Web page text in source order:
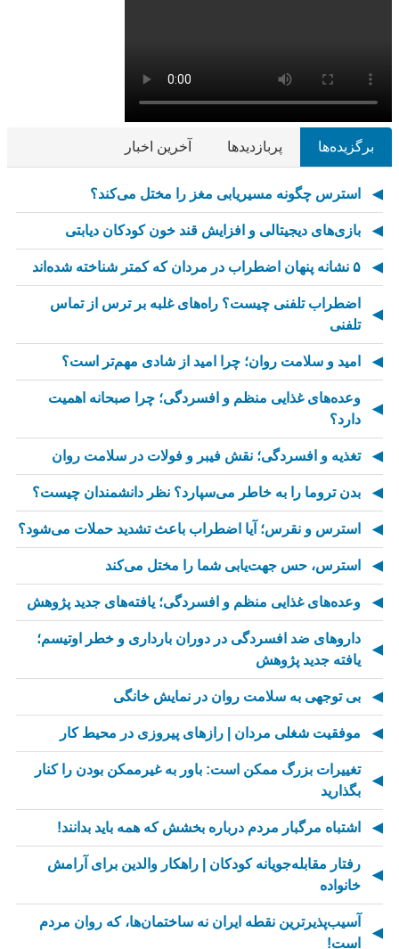
برگزیده‌ها پربازدیدها آخرین اخبار
استرس چگونه مسیریابی مغز را مختل می‌کند؟
بازی‌های دیجیتالی و افزایش قند خون کودکان دیابتی
۵ نشانه پنهان اضطراب در مردان که کمتر شناخته شده‌اند
اضطراب تلفنی چیست؟ راه‌های غلبه بر ترس از تماس
تلفنی
امید و سلامت روان؛ چرا امید از شادی مهم‌تر است؟
وعده‌های غذایی منظم و افسردگی؛ چرا صبحانه اهمیت
دارد؟
تغذیه و افسردگی؛ نقش فیبر و فولات در سلامت روان
بدن تروما را به خاطر می‌سپارد؟ نظر دانشمندان چیست؟
استرس و نقرس؛ آیا اضطراب باعث تشدید حملات می‌شود؟
استرس، حس جهت‌یابی شما را مختل می‌کند
وعده‌های غذایی منظم و افسردگی؛ یافته‌های جدید پژوهش
داروهای ضد افسردگی در دوران بارداری و خطر اوتیسم؛
یافته جدید پژوهش
بی توجهی به سلامت روان در نمایش خانگی
موفقیت شغلی مردان | رازهای پیروزی در محیط کار
تغییرات بزرگ ممکن است: باور به غیرممکن بودن را کنار
بگذارید
اشتباه مرگبار مردم درباره بخشش که همه باید بدانند!
رفتار مقابله‌جویانه کودکان | راهکار والدین برای آرامش
خانواده
آسیب‌پذیرترین نقطه ایران نه ساختمان‌ها، که روان مردم
است!